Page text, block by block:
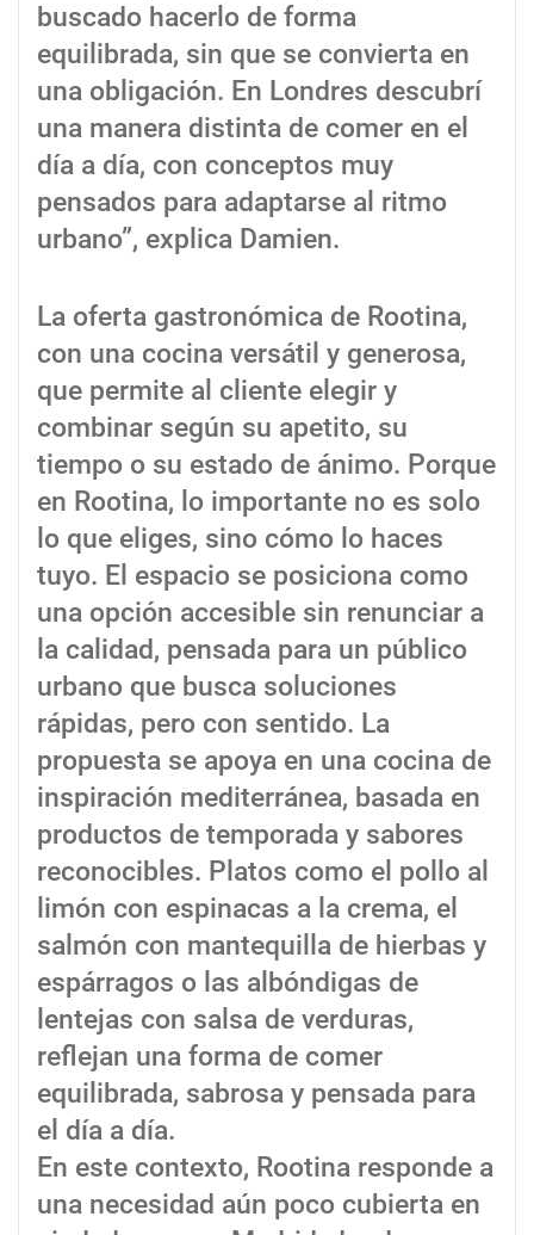
buscado hacerlo de forma
equilibrada, sin que se convierta en
una obligación. En Londres descubrí
una manera distinta de comer en el
día a día, con conceptos muy
pensados para adaptarse al ritmo
urbano”, explica Damien.
La oferta gastronómica de Rootina,
con una cocina versátil y generosa,
que permite al cliente elegir y
combinar según su apetito, su
tiempo o su estado de ánimo. Porque
en Rootina, lo importante no es solo
lo que eliges, sino cómo lo haces
tuyo. El espacio se posiciona como
una opción accesible sin renunciar a
la calidad, pensada para un público
urbano que busca soluciones
rápidas, pero con sentido. La
propuesta se apoya en una cocina de
inspiración mediterránea, basada en
productos de temporada y sabores
reconocibles. Platos como el pollo al
limón con espinacas a la crema, el
salmón con mantequilla de hierbas y
espárragos o las albóndigas de
lentejas con salsa de verduras,
reflejan una forma de comer
equilibrada, sabrosa y pensada para
el día a día.
En este contexto, Rootina responde a
una necesidad aún poco cubierta en